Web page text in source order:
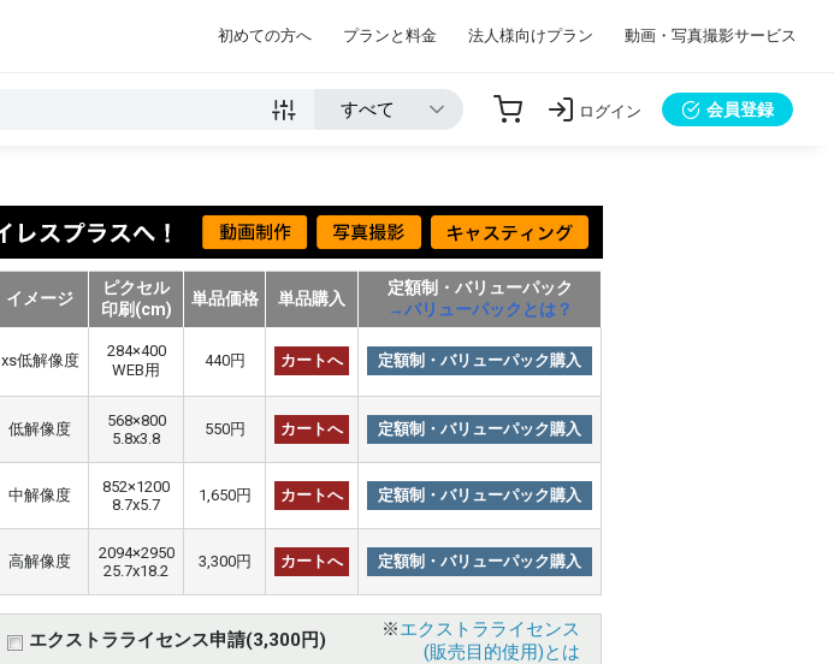
初めての方へ プランと料金 法人様向けプラン 動画・写真撮影サービス
ログイン 会員登録
イメージ
ピクセル
印刷(cm)
単品価格 単品購入
定額制・バリューパック
→バリューパックとは？
xs低解像度
284×400
WEB用
440円 カートへ 定額制・バリューパック購入
低解像度
568×800
5.8x3.8
550円 カートへ 定額制・バリューパック購入
中解像度
852×1200
8.7x5.7
1,650円 カートへ 定額制・バリューパック購入
高解像度
2094×2950
25.7x18.2
3,300円 カートへ 定額制・バリューパック購入
エクストラライセンス申請(3,300円) ※エクストラライセンス
(販売目的使用)とは